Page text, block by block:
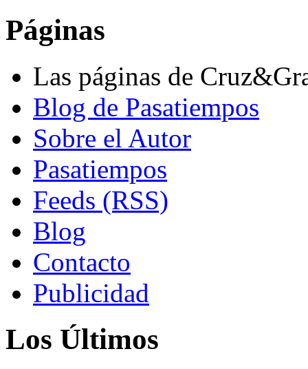
Páginas
Las páginas de
Blog de Pasatiempos
Sobre el Autor
Pasatiempos
Feeds (RSS)
Blog
Contacto
Publicidad
Los Últimos